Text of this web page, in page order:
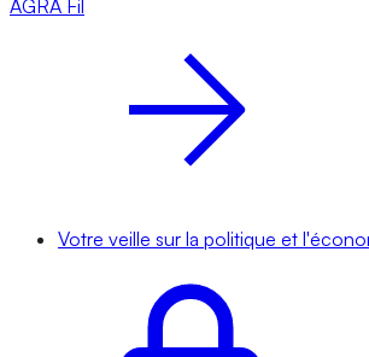
AGRA Fil
Votre veille sur la politique et